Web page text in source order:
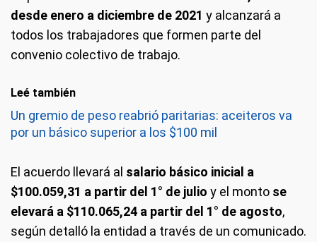
desde enero a diciembre de 2021 y alcanzará a
todos los trabajadores que formen parte del
convenio colectivo de trabajo.
Leé también
Un gremio de peso reabrió paritarias: aceiteros va
por un básico superior a los $100 mil
El acuerdo llevará al salario básico inicial a
$100.059,31 a partir del 1° de julio y el monto se
elevará a $110.065,24 a partir del 1° de agosto,
según detalló la entidad a través de un comunicado.